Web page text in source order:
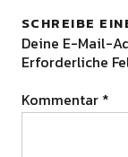
SCHREIBE
Deine E-Mail-
Erforderliche
Kommentar *